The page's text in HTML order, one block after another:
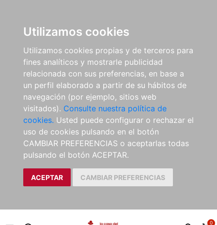
Utilizamos cookies
Utilizamos cookies propias y de terceros para
fines analíticos y mostrarle publicidad
relacionada con sus preferencias, en base a
un perfil elaborado a partir de su hábitos de
navegación (por ejemplo, sitios web
visitados). Consulte nuestra política de
cookies. Usted puede configurar o rechazar el
uso de cookies pulsando en el botón
CAMBIAR PREFERENCIAS o aceptarlas todas
pulsando el botón ACEPTAR.
ACEPTAR CAMBIAR PREFERENCIAS
0